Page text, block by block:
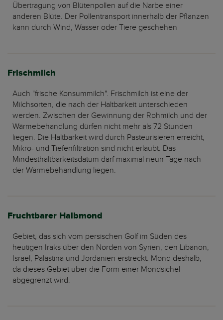
Übertragung von Blütenpollen auf die Narbe einer
anderen Blüte. Der Pollentransport innerhalb der Pflanzen
kann durch Wind, Wasser oder Tiere geschehen
Frischmilch
Auch "frische Konsummilch". Frischmilch ist eine der
Milchsorten, die nach der Haltbarkeit unterschieden
werden. Zwischen der Gewinnung der Rohmilch und der
Wärmebehandlung dürfen nicht mehr als 72 Stunden
liegen. Die Haltbarkeit wird durch Pasteurisieren erreicht,
Mikro- und Tiefenfiltration sind nicht erlaubt. Das
Mindesthaltbarkeitsdatum darf maximal neun Tage nach
der Wärmebehandlung liegen.
Fruchtbarer Halbmond
Gebiet, das sich vom persischen Golf im Süden des
heutigen Iraks über den Norden von Syrien, den Libanon,
Israel, Palästina und Jordanien erstreckt. Mond deshalb,
da dieses Gebiet über die Form einer Mondsichel
abgegrenzt wird.